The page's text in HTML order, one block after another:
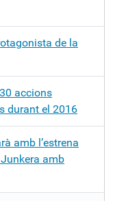
de la
accions
durant el 2016
amb l’estrena
amb